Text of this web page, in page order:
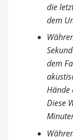
die
dem
dem
Hände
Diese